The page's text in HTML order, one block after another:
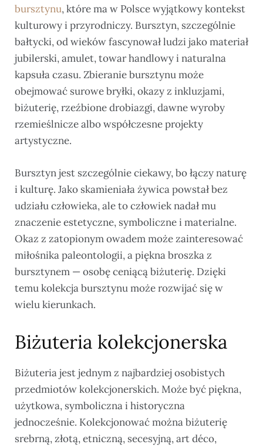
bursztynu, które ma w Polsce wyjątkowy kontekst
kulturowy i przyrodniczy. Bursztyn, szczególnie
bałtycki, od wieków fascynował ludzi jako materiał
jubilerski, amulet, towar handlowy i naturalna
kapsuła czasu. Zbieranie bursztynu może
obejmować surowe bryłki, okazy z inkluzjami,
biżuterię, rzeźbione drobiazgi, dawne wyroby
rzemieślnicze albo współczesne projekty
artystyczne.
Bursztyn jest szczególnie ciekawy, bo łączy naturę
i kulturę. Jako skamieniała żywica powstał bez
udziału człowieka, ale to człowiek nadał mu
znaczenie estetyczne, symboliczne i materialne.
Okaz z zatopionym owadem może zainteresować
miłośnika paleontologii, a piękna broszka z
bursztynem — osobę ceniącą biżuterię. Dzięki
temu kolekcja bursztynu może rozwijać się w
wielu kierunkach.
Biżuteria kolekcjonerska
Biżuteria jest jednym z najbardziej osobistych
przedmiotów kolekcjonerskich. Może być piękna,
użytkowa, symboliczna i historyczna
jednocześnie. Kolekcjonować można biżuterię
srebrną, złotą, etniczną, secesyjną, art déco,